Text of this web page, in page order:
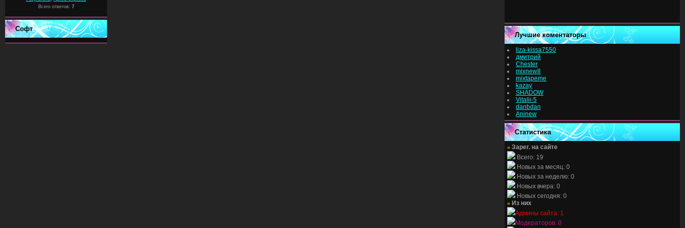
Всего ответов: 7
Софт
Лучшие коментаторы
liza-kissa7550
дмитрий
Chester
mixnew8
mixtapeme
kazay
SHADOW
Vitalii-5
danbdan
Aninew
Статистика
» Зарег. на сайте
Всего: 19
Новых за месяц: 0
Новых за неделю: 0
Новых вчера: 0
Новых сегодня: 0
» Из них
Админы сайта: 1
Модераторов: 0